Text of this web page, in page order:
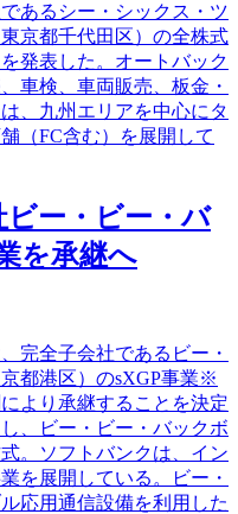
あるシー・シックス・ツ
京都千代田区）の全株式
発表した。オートバック
車検、車両販売、板金・
、九州エリアを中心にタ
（FC含む）を展開して
ー・ビー・バ
を承継へ
完全子会社であるビー・
都港区）のsXGP事業※
より承継することを決定
、ビー・ビー・バックボ
。ソフトバンクは、イン
を展開している。ビー・
応用通信設備を利用した